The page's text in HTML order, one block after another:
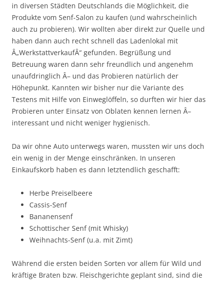
in diversen Städten Deutschlands die Möglichkeit, die
Produkte vom Senf-Salon zu kaufen (und wahrscheinlich
auch zu probieren). Wir wollten aber direkt zur Quelle und
haben dann auch recht schnell das Ladenlokal mit
Â„WerkstattverkaufÂ“ gefunden. Begrüßung und
Betreuung waren dann sehr freundlich und angenehm
unaufdringlich Â– und das Probieren natürlich der
Höhepunkt. Kannten wir bisher nur die Variante des
Testens mit Hilfe von Einweglöffeln, so durften wir hier das
Probieren unter Einsatz von Oblaten kennen lernen Â–
interessant und nicht weniger hygienisch.
Da wir ohne Auto unterwegs waren, mussten wir uns doch
ein wenig in der Menge einschränken. In unseren
Einkaufskorb haben es dann letztendlich geschafft:
Herbe Preiselbeere
Cassis-Senf
Bananensenf
Schottischer Senf (mit Whisky)
Weihnachts-Senf (u.a. mit Zimt)
Während die ersten beiden Sorten vor allem für Wild und
kräftige Braten bzw. Fleischgerichte geplant sind, sind die